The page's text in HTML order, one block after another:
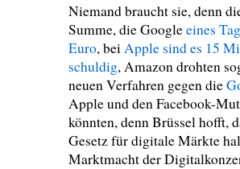
Niemand braucht sie, denn
Summe, die Googleeines
Euro, bei Apple sind es 15
schuldig, Amazon drohten
neuen Verfahren gegen die
Apple und den Facebook-
könnten, denn Brüssel hofft,
Gesetz für digitale Märkte
Marktmacht der